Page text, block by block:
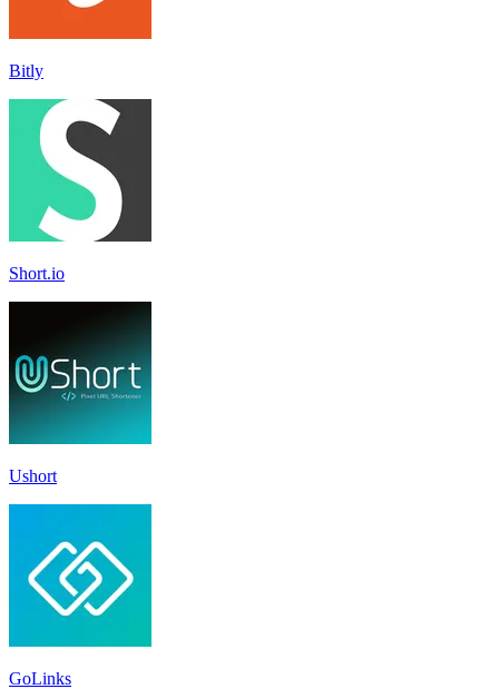
Bitly
Short.io
Ushort
GoLinks